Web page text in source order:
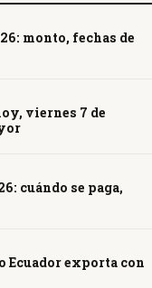
monto, fechas de
viernes 7 de
cuándo se paga,
Ecuador exporta con